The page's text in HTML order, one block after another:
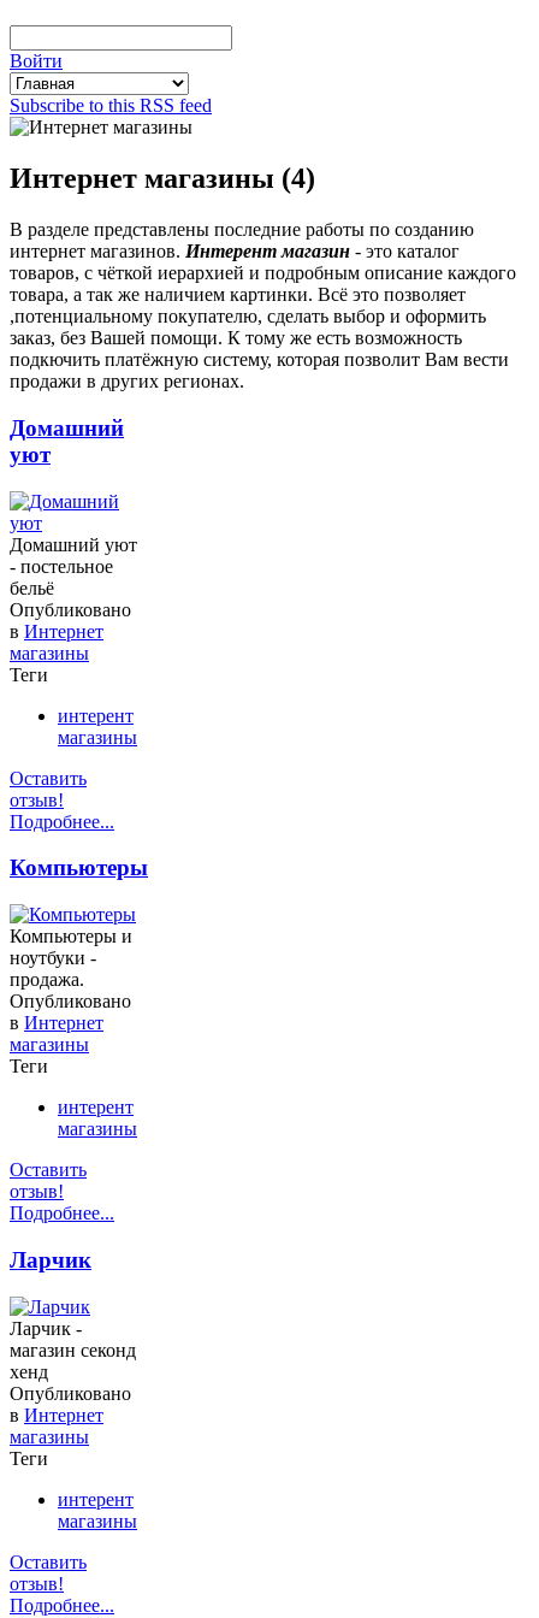
Войти
Subscribe to this RSS feed
Интернет магазины (4)
В разделе представлены последние работы по созданию
интернет магазинов. Интерент магазин - это каталог
товаров, с чёткой иерархией и подробным описание каждого
товара, а так же наличием картинки. Всё это позволяет
,потенциальному покупателю, сделать выбор и оформить
заказ, без Вашей помощи. К тому же есть возможность
подкючить платёжную систему, которая позволит Вам вести
продажи в других регионах.
Домашний
уют
Домашний уют
- постельное
бельё
Опубликовано
в Интернет
магазины
Теги
интерент
магазины
Оставить
отзыв!
Подробнее...
Компьютеры
Компьютеры и
ноутбуки -
продажа.
Опубликовано
в Интернет
магазины
Теги
интерент
магазины
Оставить
отзыв!
Подробнее...
Ларчик
Ларчик -
магазин секонд
хенд
Опубликовано
в Интернет
магазины
Теги
интерент
магазины
Оставить
отзыв!
Подробнее...